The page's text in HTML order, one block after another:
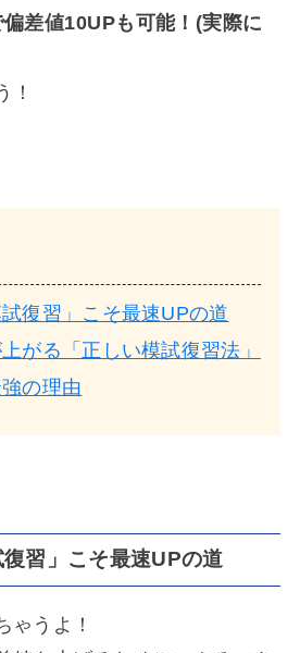
差値10UPも可能！(実際に
！
復習」こそ最速UPの道
がる「正しい模試復習法」
の理由
習」こそ最速UPの道
ゃうよ！